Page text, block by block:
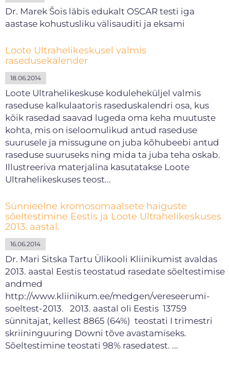
Dr. Marek Šois läbis edukalt OSCAR testi iga
aastase kohustusliku välisauditi ja eksami
Loote Ultrahelikeskusel valmis
rasedusekalender
18.06.2014
Loote Ultrahelikeskuse koduleheküljel valmis
raseduse kalkulaatoris raseduskalendri osa, kus
kõik rasedad saavad lugeda oma keha muutuste
kohta, mis on iseloomulikud antud raseduse
suurusele ja missugune on juba kõhubeebi antud
raseduse suuruseks ning mida ta juba teha oskab.
Illustreeriva materjalina kasutatakse Loote
Ultrahelikeskuses teost...
Sünnieelne kromosomaalsete haiguste
sõeltestimine Eestis ja Loote Ultrahelikeskuses
2013. aastal.
16.06.2014
Dr. Mari Sitska Tartu Ülikooli Kliinikumist avaldas
2013. aastal Eestis teostatud rasedate sõeltestimise
andmed
http://www.kliinikum.ee/medgen/vereseerumi-
soeltest-2013. 2013. aastal oli Eestis 13759
sünnitajat, kellest 8865 (64%) teostati I trimestri
skriininguuring Downi tõve avastamiseks.
Sõeltestimine teostati 98% rasedatest. ...